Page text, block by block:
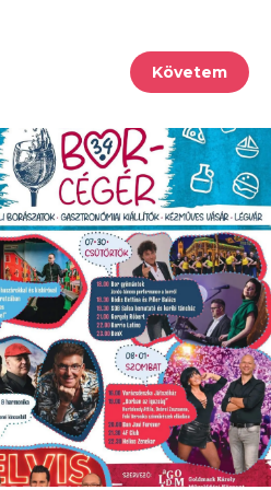
Követem